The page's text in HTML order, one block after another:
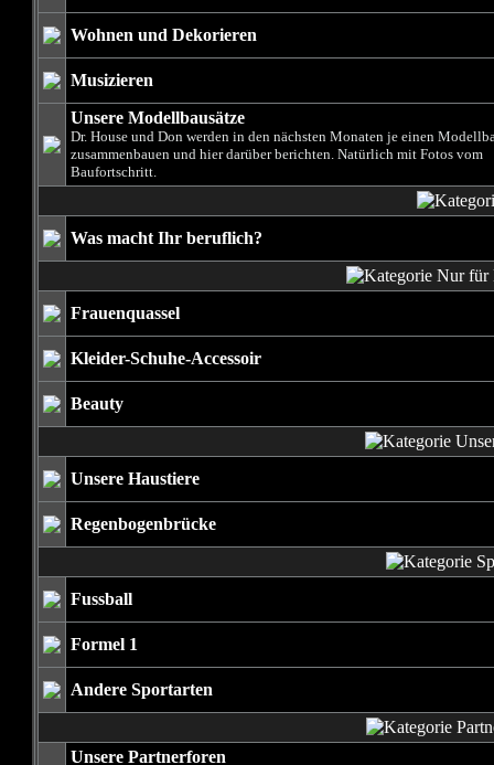
Wohnen und Dekorieren
Musizieren
Unsere Modellbausätze
Dr. House und Don werden in den nächsten Monaten je einen
zusammenbauen und hier darüber berichten. Natürlich mit Fotos vom
Baufortschritt.
Was macht Ihr beruflich?
Frauenquassel
Kleider-Schuhe-Accessoir
Beauty
Unsere Haustiere
Regenbogenbrücke
Fussball
Formel 1
Andere Sportarten
Unsere Partnerforen